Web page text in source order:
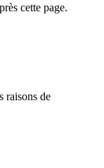
cette page.
raisons de